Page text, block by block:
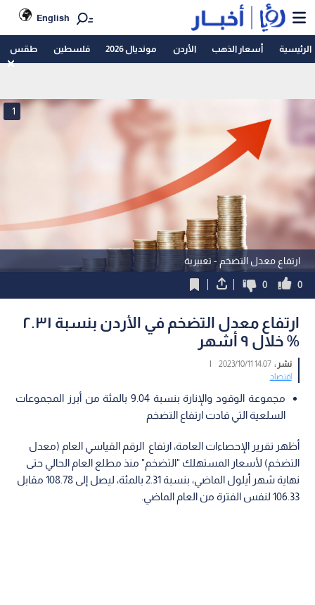
English
الرئيسية أسعار الذهب الأردن مونديال 2026 فلسطين طقس
ارتفاع معدل التضخم - تعبيرية
1
0
0
ارتفاع معدل التضخم في الأردن بنسبة ٢.٣١
% خلال ٩ أشهر
نشر :14:07 2023/10/11
|
اقتصاد
مجموعة الوقود والإنارة بنسبة 9.04 بالمئة من أبرز المجموعات
السلعية التي قادت ارتفاع التضخم
أظهر تقرير الإحصاءات العامة، ارتفاع الرقم القياسي العام (معدل
التضخم) لأسعار المستهلك "التضخم" منذ مطلع العام الحالي حتى
نهاية شهر أيلول الماضي، بنسبة 2.31 بالمئة، ليصل إلى 108.78 مقابل
106.33 لنفس الفترة من العام الماضي.